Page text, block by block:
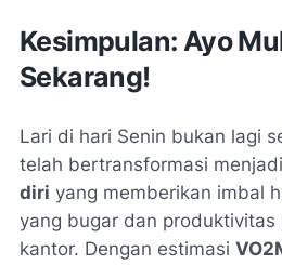
Kesimpulan: Ayo
Sekarang!
Lari di hari Senin bukan lagi
telah bertransformasi
diri yang memberikan imbal
yang bugar dan produktivitas
kantor. Dengan estimasi